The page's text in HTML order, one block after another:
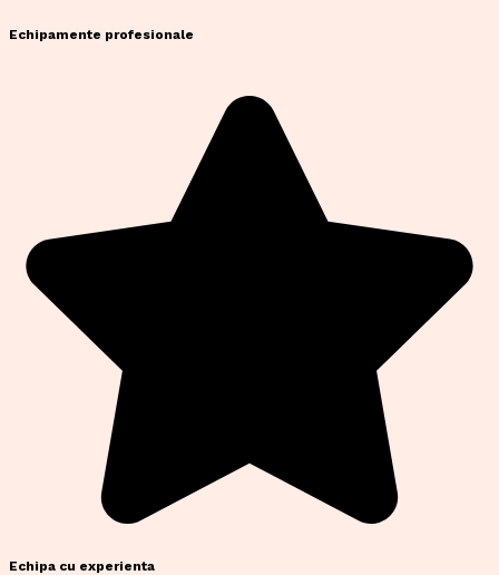
Echipamente profesionale
Echipa cu experienta